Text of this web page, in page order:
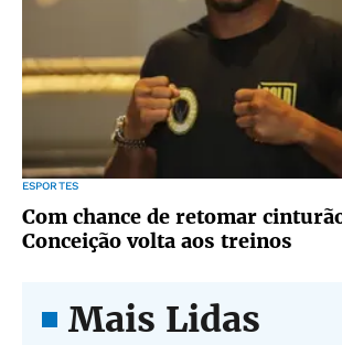
ESPORTES
Com chance de retomar
Conceição volta aos treinos
Mais Lidas